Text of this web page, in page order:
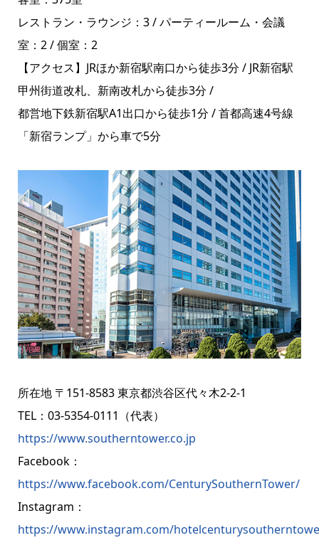
レストラン・ラウンジ：3 / パーティールーム・会議
室：2 / 個室：2
【アクセス】JRほか新宿駅南口から徒歩3分 / JR新宿駅
甲州街道改札、新南改札から徒歩3分 /
都営地下鉄新宿駅A1出口から徒歩1分 / 首都高速4号線
「新宿ランプ」から車で5分
所在地 〒151-8583 東京都渋谷区代々木2-2-1
TEL：03-5354-0111（代表）
https://www.southerntower.co.jp
Facebook：
https://www.facebook.com/CenturySouthernTower/
Instagram：
https://www.instagram.com/